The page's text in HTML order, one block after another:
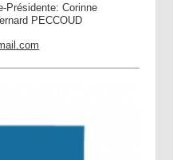
Présidente: Corinne
PECCOUD